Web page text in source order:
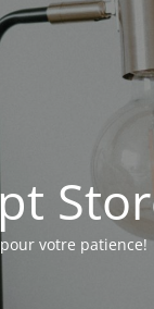
votre patience!